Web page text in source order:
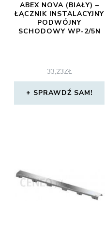
ABEX NOVA (BIAŁY) –
ŁĄCZNIK INSTALACYJNY
PODWÓJNY
SCHODOWY WP-2/5N
33,23ZŁ
SPRAWDŹ SAM!